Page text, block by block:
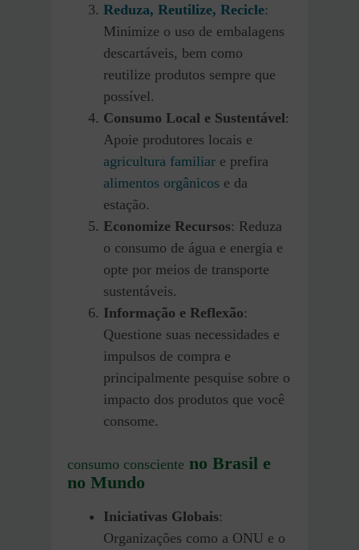
Reduza, Reutilize, Recicle:
Minimize o uso de embalagens
descartáveis, bem como
reutilize produtos sempre que
possível.
Consumo Local e Sustentável:
Apoie produtores locais e
agricultura familiar e prefira
alimentos orgânicos e da
estação.
Economize Recursos: Reduza
o consumo de água e energia e
opte por meios de transporte
sustentáveis.
Informação e Reflexão:
Questione suas necessidades e
impulsos de compra e
principalmente pesquise sobre o
impacto dos produtos que você
consome.
consumo consciente no Brasil e
no Mundo
Iniciativas Globais:
Organizações como a ONU e o